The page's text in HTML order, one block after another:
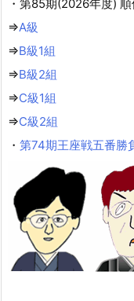
・第85期(2026年度)
⇒A級
⇒B級1組
⇒B級2組
⇒C級1組
⇒C級2組
・ 第74期王座戦五番勝